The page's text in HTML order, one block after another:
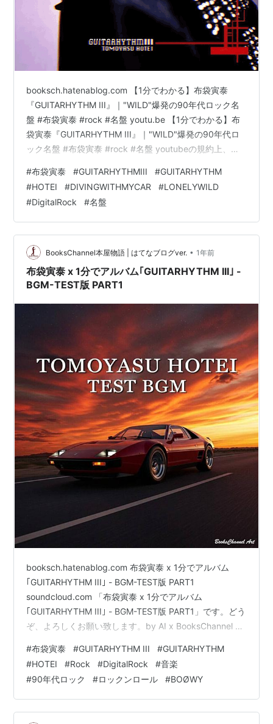
booksch.hatenablog.com 【1分でわかる】布袋寅泰
『GUITARHYTHM III』｜"WILD"爆発の90年代ロック名
盤 #布袋寅泰 #rock #名盤 youtu.be 【1分でわかる】布
袋寅泰『GUITARHYTHM III』｜"WILD"爆発の90年代ロ
ック名盤 #布袋寅泰 #rock #名盤 youtubeの規約上、本
す。上記の理由により、[重要]:著作権上、このFilmには
商品の音源は使用せず、image音源を使用させて頂いて
おります。どうぞ、ご理解の程よろしくお願い申し上げ
ます。 Notes."We apolo…
#布袋寅泰 #GUITARHYTHMIII #GUITARHYTHM
#HOTEI #DIVINGWITHMYCAR #LONELYWILD
#DigitalRock #名盤
BooksChannel本屋物語 | はてなブログver. • 1年前
布袋寅泰 x 1分でアルバム｢GUITARHYTHM III｣ -
BGM-TEST版 PART1
booksch.hatenablog.com 布袋寅泰 x 1分でアルバム
｢GUITARHYTHM III｣ - BGM-TEST版 PART1
soundcloud.com 「布袋寅泰 x 1分でアルバム
｢GUITARHYTHM III｣ - BGM-TEST版 PART1」です。どう
ぞ、よろしくお願い致します。by AI x BooksChannel 関
#DigitalRock #1453日目 soundcloud.com note version
内容が多少異なる場合があります。 note.com note.c…
#布袋寅泰 #GUITARHYTHM III #GUITARHYTHM
#HOTEI #Rock #DigitalRock #音楽
#90年代ロック #ロックンロール #BOØWY